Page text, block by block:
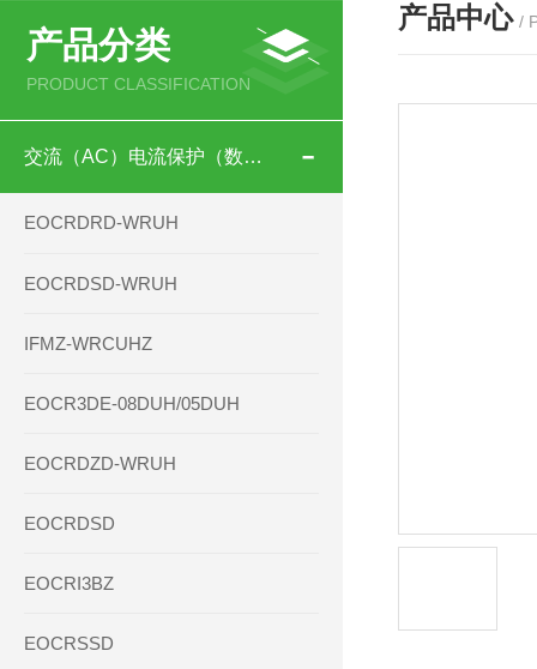
产品分类
PRODUCT CLASSIFICATION
交流（AC）电流保护（数码型）
EOCRDRD-WRUH
EOCRDSD-WRUH
IFMZ-WRCUHZ
EOCR3DE-08DUH/05DUH
EOCRDZD-WRUH
EOCRDSD
EOCRI3BZ
EOCRSSD
产品中心 /